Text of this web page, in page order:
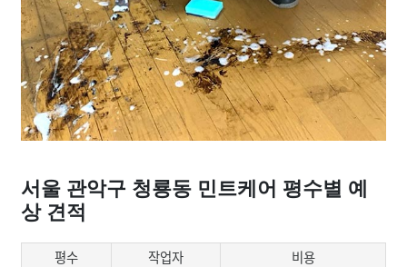
서울 관악구 청룡동 민트케어 평수별 예
상 견적
평수 작업자
비용